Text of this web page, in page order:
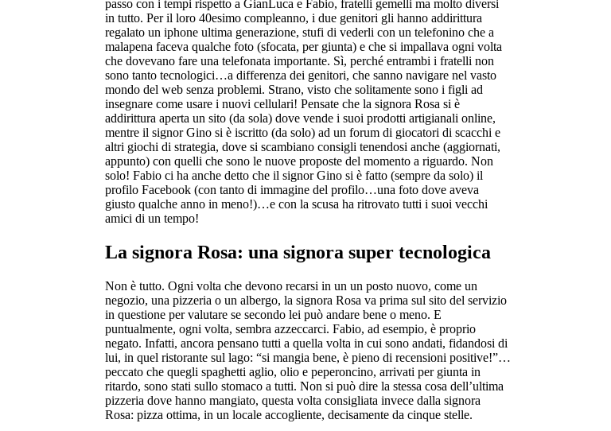
passo con i tempi rispetto a GianLuca e Fabio, fratelli gemelli ma molto diversi
in tutto. Per il loro 40esimo compleanno, i due genitori gli hanno addirittura
regalato un iphone ultima generazione, stufi di vederli con un telefonino che a
malapena faceva qualche foto (sfocata, per giunta) e che si impallava ogni volta
che dovevano fare una telefonata importante. Sì, perché entrambi i fratelli non
sono tanto tecnologici…a differenza dei genitori, che sanno navigare nel vasto
mondo del web senza problemi. Strano, visto che solitamente sono i figli ad
insegnare come usare i nuovi cellulari! Pensate che la signora Rosa si è
addirittura aperta un sito (da sola) dove vende i suoi prodotti artigianali online,
mentre il signor Gino si è iscritto (da solo) ad un forum di giocatori di scacchi e
altri giochi di strategia, dove si scambiano consigli tenendosi anche (aggiornati,
appunto) con quelli che sono le nuove proposte del momento a riguardo. Non
solo! Fabio ci ha anche detto che il signor Gino si è fatto (sempre da solo) il
profilo Facebook (con tanto di immagine del profilo…una foto dove aveva
giusto qualche anno in meno!)…e con la scusa ha ritrovato tutti i suoi vecchi
amici di un tempo!
La signora Rosa: una signora super tecnologica
Non è tutto. Ogni volta che devono recarsi in un un posto nuovo, come un
negozio, una pizzeria o un albergo, la signora Rosa va prima sul sito del servizio
in questione per valutare se secondo lei può andare bene o meno. E
puntualmente, ogni volta, sembra azzeccarci. Fabio, ad esempio, è proprio
negato. Infatti, ancora pensano tutti a quella volta in cui sono andati, fidandosi di
lui, in quel ristorante sul lago: “si mangia bene, è pieno di recensioni positive!”…
peccato che quegli spaghetti aglio, olio e peperoncino, arrivati per giunta in
ritardo, sono stati sullo stomaco a tutti. Non si può dire la stessa cosa dell’ultima
pizzeria dove hanno mangiato, questa volta consigliata invece dalla signora
Rosa: pizza ottima, in un locale accogliente, decisamente da cinque stelle.